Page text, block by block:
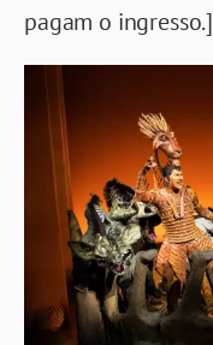
pagam o ingresso.]